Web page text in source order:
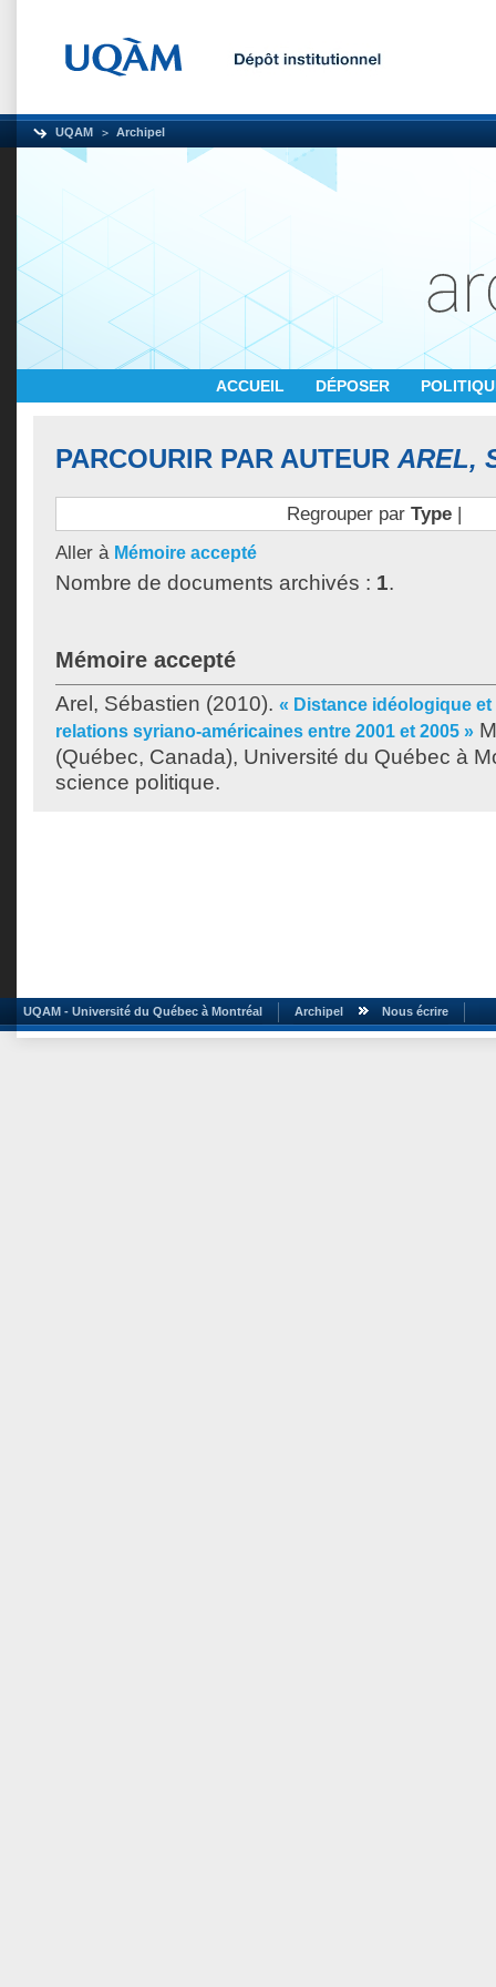
UQAM Archipel
ACCUEIL DÉPOSER
PARCOURIR PAR AUTEUR AREL,
Regrouper par Type|
Aller à Mémoire accepté
Nombre de documents archivés : 1.
Mémoire accepté
Arel, Sébastien (2010). « Distance idéologique
relations syriano-américaines entre 2001 et 2005 »
(Québec, Canada), Université du Québec à
science politique.
UQAM - Université du Québec à Montréal Archipel Nous écrire